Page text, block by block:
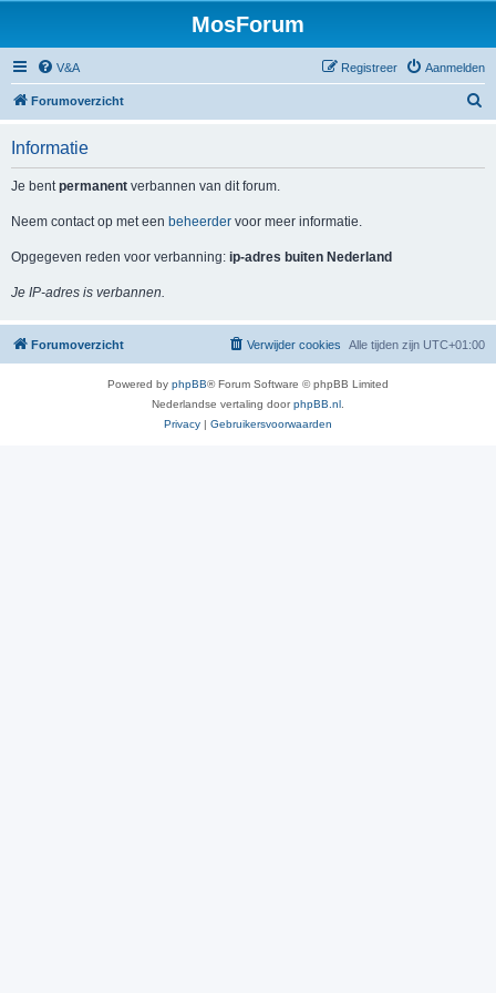
MosForum
V&A Aanmelden
Registreer
Forumoverzicht
Informatie
Je bentpermanent verbannen van dit forum.
Neem contact op met een beheerder voor meer informatie.
Opgegeven reden voor verbanning: ip-adres buiten Nederland
Je IP-adres is verbannen.
Forumoverzicht Alle tijden zijn UTC+01:00
Verwijder cookies
Powered by phpBB® Forum Software © phpBB Limited
Nederlandse vertaling doorphpBB.nl
Privacy | Gebruikersvoorwaarden